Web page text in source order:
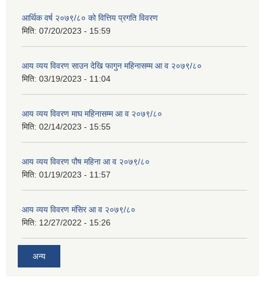
आर्थिक वर्ष २०७९/८० को वित्तिय प्रगति विवरण
मिति: 07/20/2023 - 15:59
आय व्यय विवरण साउन देखि फागुन महिनासम्म आ व २०७९/८०
मिति: 03/19/2023 - 11:04
आय व्यय विवरण माघ महिनासम्म आ व २०७९/८०
मिति: 02/14/2023 - 15:55
आय व्यय विवरण पौष महिना आ व २०७९/८०
मिति: 01/19/2023 - 11:57
आय व्यय विवरण मंसिर आ व २०७९/८०
मिति: 12/27/2022 - 15:26
अन्य